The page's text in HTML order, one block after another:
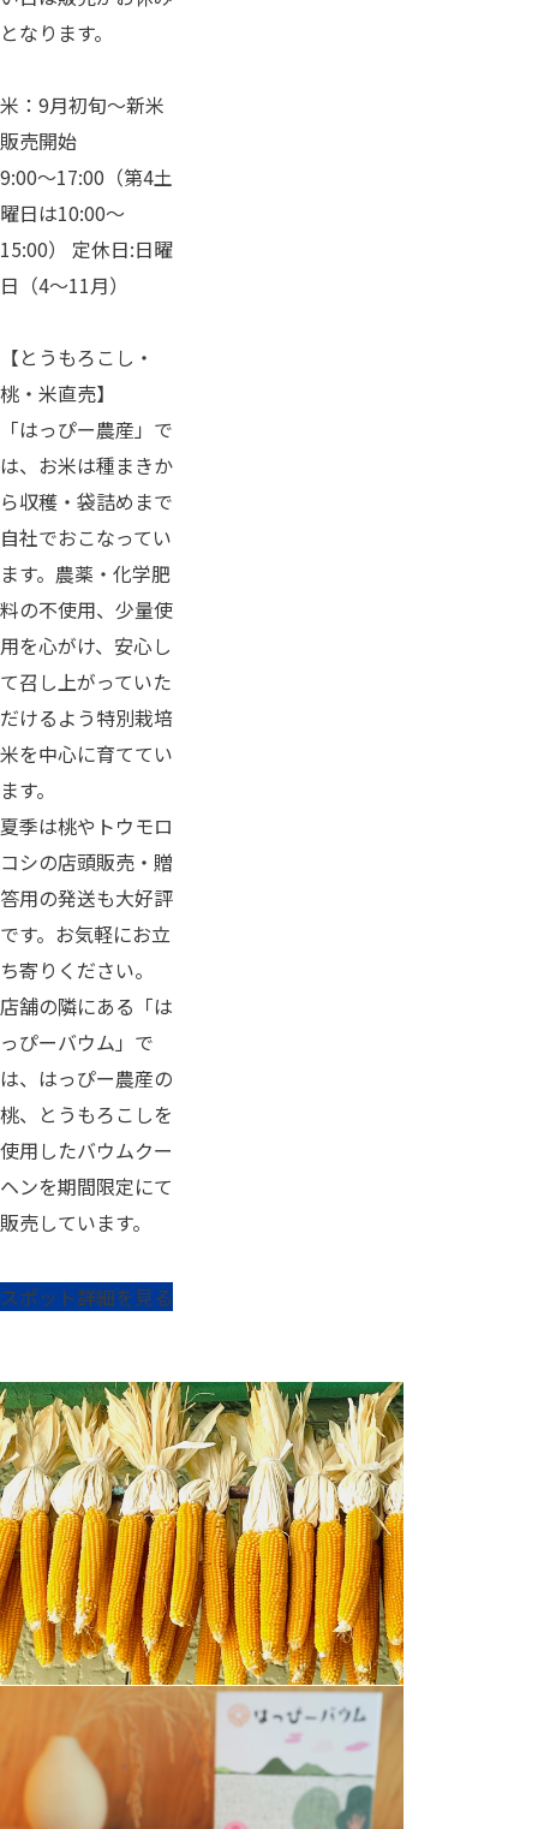
となります。
米：9月初旬～新米
販売開始
9:00～17:00（第4土
曜日は10:00～
15:00） 定休日:日曜
日（4～11月）
【とうもろこし・
桃・米直売】
「はっぴー農産」で
は、お米は種まきか
ら収穫・袋詰めまで
自社でおこなってい
ます。農薬・化学肥
料の不使用、少量使
用を心がけ、安心し
て召し上がっていた
だけるよう特別栽培
米を中心に育ててい
ます。
夏季は桃やトウモロ
コシの店頭販売・贈
答用の発送も大好評
です。お気軽にお立
ち寄りください。
店舗の隣にある「は
っぴーバウム」で
は、はっぴー農産の
桃、とうもろこしを
使用したバウムクー
ヘンを期間限定にて
販売しています。
スポット詳細を見る